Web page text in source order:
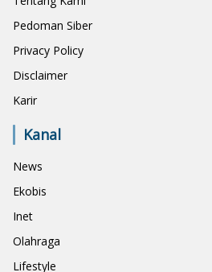
Pedoman Siber
Privacy Policy
Disclaimer
Karir
Kanal
News
Ekobis
Inet
Olahraga
Lifestyle